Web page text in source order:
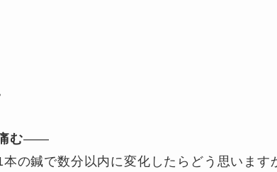
む――
の鍼で数分以内に変化したらどう思います